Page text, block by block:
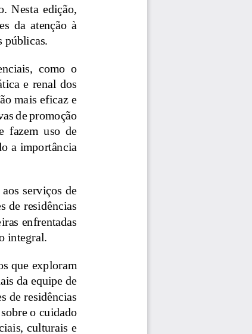
Nesta  edição,
da  atenção  à
como  o
e renal dos
mais eficaz e
de promoção
fazem  uso  de
a importância
aos serviços de
de residências
enfrentadas
integral.
que exploram
da equipe de
de residências
o cuidado
culturais e